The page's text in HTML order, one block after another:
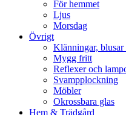
För hemmet
Ljus
Morsdag
Övrigt
Klänningar,
Mygg fritt
Reflexer och
Svampplockning
Möbler
Okrossbara glas
Hem & Trädgård